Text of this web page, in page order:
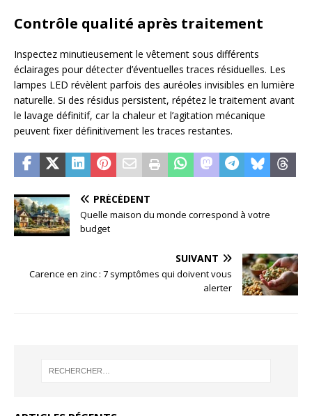
Contrôle qualité après traitement
Inspectez minutieusement le vêtement sous différents
éclairages pour détecter d’éventuelles traces résiduelles. Les
lampes LED révèlent parfois des auréoles invisibles en lumière
naturelle. Si des résidus persistent, répétez le traitement avant
le lavage définitif, car la chaleur et l’agitation mécanique
peuvent fixer définitivement les traces restantes.
PRÉCÉDENT
Quelle maison du monde correspond à votre
budget
SUIVANT
Carence en zinc : 7 symptômes qui doivent vous
alerter